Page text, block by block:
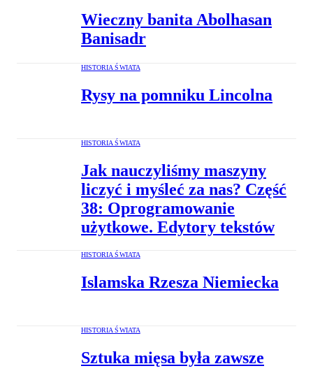
Wieczny banita Abolhasan
Banisadr
HISTORIA ŚWIATA
Rysy na pomniku Lincolna
HISTORIA ŚWIATA
Jak nauczyliśmy maszyny
liczyć i myśleć za nas? Część
38: Oprogramowanie
użytkowe. Edytory tekstów
HISTORIA ŚWIATA
Islamska Rzesza Niemiecka
HISTORIA ŚWIATA
Sztuka mięsa była zawsze